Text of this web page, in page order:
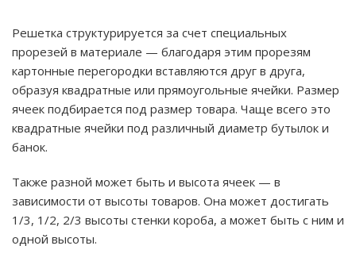
Решетка структурируется за счет специальных
прорезей в материале — благодаря этим прорезям
картонные перегородки вставляются друг в друга,
образуя квадратные или прямоугольные ячейки. Размер
ячеек подбирается под размер товара. Чаще всего это
квадратные ячейки под различный диаметр бутылок и
банок.
Также разной может быть и высота ячеек — в
зависимости от высоты товаров. Она может достигать
1/3, 1/2, 2/3 высоты стенки короба, а может быть с ним и
одной высоты.